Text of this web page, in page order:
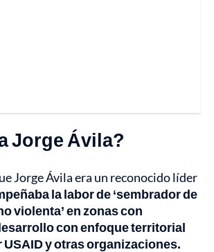
Jorge Ávila?
Jorge Ávila era un reconocido líder
la labor de ‘sembrador de
violenta’ en zonas con
con enfoque territorial
y otras organizaciones.